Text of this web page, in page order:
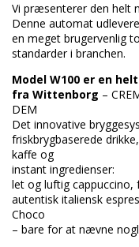
Vi præsenterer den helt
Denne automat
en meget brugervenlig
standarder i branchen.
Model W100 er en
fra Wittenborg –
DEM
Det innovative
friskbrygbaserede
kaffe og
instant ingredienser:
let og luftig cappuccino,
autentisk italiensk
Choco
– bare for at nævne